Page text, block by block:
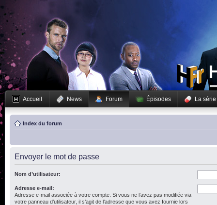
Accueil News Forum Épisodes La série
Index du forum
Envoyer le mot de passe
Nom d’utilisateur:
Adresse e-mail:
Adresse e-mail associée à votre compte. Si vous ne l’avez pas modifiée via
votre panneau d’utilisateur, il s’agit de l’adresse que vous avez fournie lors